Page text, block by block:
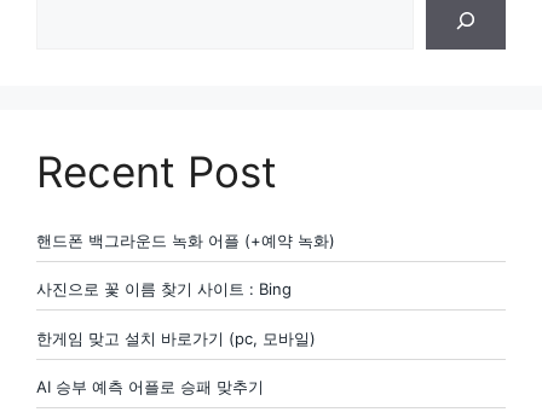
Recent Post
핸드폰 백그라운드 녹화 어플 (+예약 녹화)
사진으로 꽃 이름 찾기 사이트 : Bing
한게임 맞고 설치 바로가기 (pc, 모바일)
AI 승부 예측 어플로 승패 맞추기